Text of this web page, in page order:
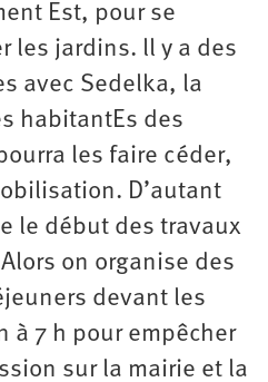
Est, pour se
les jardins. ll y a des
avec Sedelka, la
habitantEs des
les faire céder,
D’autant
le début des travaux
on organise des
devant les
à 7 h pour empêcher
sur la mairie et la